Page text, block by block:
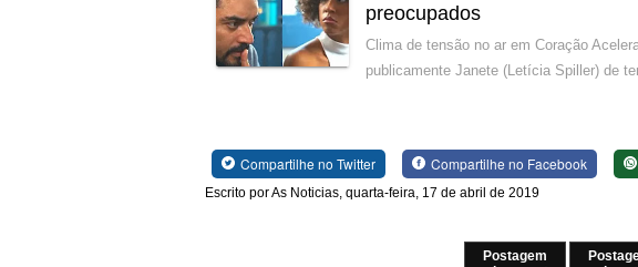
preocupados
Clima de tensão no ar em Coração
publicamente Janete (Letícia Spiller) de
Compartilhe no Twitter Compartilhe no Facebook
Escrito por As Noticias, quarta-feira, 17 de abril de 2019
Postagem